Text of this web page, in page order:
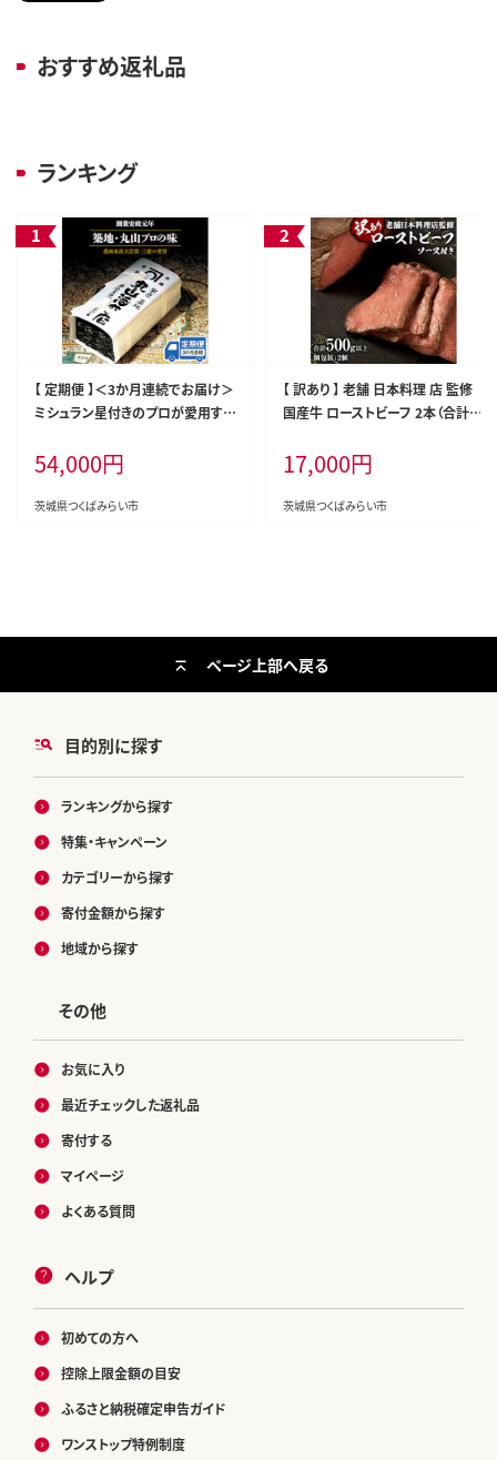
おすすめ返礼品
ランキング
【 定期便 】＜3か月連続でお届け＞
ミシュラン星付きのプロが愛用する
用缶入）】 海苔 家庭用 寿司 高級 プ
レミアム ミシュラン 三ツ星 プロ 丸
山海苔 3か月 美味しい おいしい
54,000円
茨城県つくばみらい市
【 訳あり 】 老舗 日本料理 店 監修
国産牛 ローストビーフ 2本（合計5
ろい 国産 牛肉 ブロック ステーキ
焼肉 おすすめ 大人気 大好評 たっ
ぷり お手軽 簡単 アレンジ ロース
17,000円
茨城県つくばみらい市
目的別に探す
ランキングから探す
特集・キャンペーン
カテゴリーから探す
寄付金額から探す
地域から探す
その他
お気に入り
最近チェックした返礼品
寄付する
マイページ
よくある質問
ヘルプ
初めての方へ
控除上限金額の目安
ふるさと納税確定申告ガイド
ワンストップ特例制度
ページ上部へ戻る